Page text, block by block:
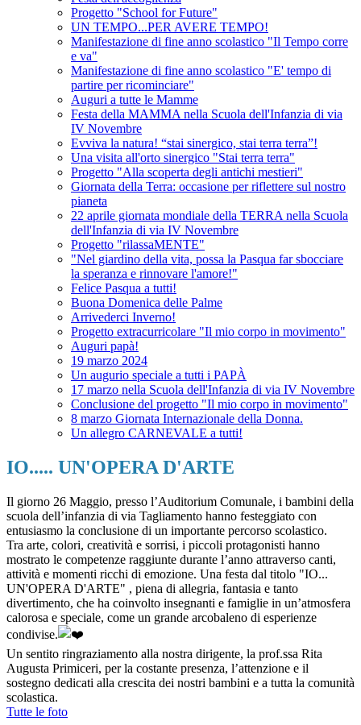
Progetto "School for Future"
UN TEMPO...PER AVERE TEMPO!
Manifestazione di fine anno scolastico "Il Tempo corre
e va"
Manifestazione di fine anno scolastico "E' tempo di
partire per ricominciare"
Auguri a tutte le Mamme
Festa della MAMMA nella Scuola dell'Infanzia di via
IV Novembre
Evviva la natura! “stai sinergico, stai terra terra”!
Una visita all'orto sinergico "Stai terra terra"
Progetto "Alla scoperta degli antichi mestieri"
Giornata della Terra: occasione per riflettere sul nostro
pianeta
22 aprile giornata mondiale della TERRA nella Scuola
dell'Infanzia di via IV Novembre
Progetto "rilassaMENTE"
"Nel giardino della vita, possa la Pasqua far sbocciare
la speranza e rinnovare l'amore!"
Felice Pasqua a tutti!
Buona Domenica delle Palme
Arrivederci Inverno!
Progetto extracurricolare "Il mio corpo in movimento"
Auguri papà!
19 marzo 2024
Un augurio speciale a tutti i PAPÀ
17 marzo nella Scuola dell'Infanzia di via IV Novembre
Conclusione del progetto "Il mio corpo in movimento"
8 marzo Giornata Internazionale della Donna.
Un allegro CARNEVALE a tutti!
IO..... UN'OPERA D'ARTE
Il giorno 26 Maggio, presso l’Auditorium Comunale, i bambini della
scuola dell’infanzia di via Tagliamento hanno festeggiato con
entusiasmo la conclusione di un importante percorso scolastico.
Tra arte, colori, creatività e sorrisi, i piccoli protagonisti hanno
mostrato le competenze raggiunte durante l’anno attraverso canti,
attività e momenti ricchi di emozione. Una festa dal titolo "IO...
UN'OPERA D'ARTE" , piena di allegria, fantasia e tanto
divertimento, che ha coinvolto insegnanti e famiglie in un’atmosfera
calorosa e speciale, come un grande arcobaleno di esperienze
condivise.
Un sentito ringraziamento alla nostra dirigente, la prof.ssa Rita
Augusta Primiceri, per la costante presenza, l’attenzione e il
sostegno dedicati alla crescita dei nostri bambini e a tutta la comunità
scolastica.
Tutte le foto